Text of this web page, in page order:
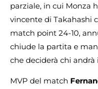
parziale, in cui Monza
vincente di Takahashi
match point 24-10,
chiude la partita e
che deciderà chi
MVP del match